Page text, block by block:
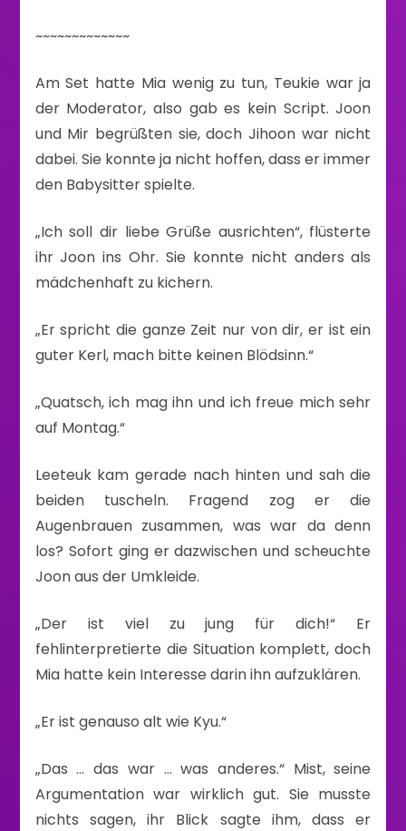
~~~~~~~~~~~~~
Am Set hatte Mia wenig zu tun, Teukie war ja
der Moderator, also gab es kein Script. Joon
und Mir begrüßten sie, doch Jihoon war nicht
dabei. Sie konnte ja nicht hoffen, dass er immer
den Babysitter spielte.
„Ich soll dir liebe Grüße ausrichten“, flüsterte
ihr Joon ins Ohr. Sie konnte nicht anders als
mädchenhaft zu kichern.
„Er spricht die ganze Zeit nur von dir, er ist ein
guter Kerl, mach bitte keinen Blödsinn.“
„Quatsch, ich mag ihn und ich freue mich sehr
auf Montag.“
Leeteuk kam gerade nach hinten und sah die
beiden tuscheln. Fragend zog er die
Augenbrauen zusammen, was war da denn
los? Sofort ging er dazwischen und scheuchte
Joon aus der Umkleide.
„Der ist viel zu jung für dich!“ Er
fehlinterpretierte die Situation komplett, doch
Mia hatte kein Interesse darin ihn aufzuklären.
„Er ist genauso alt wie Kyu.“
„Das … das war … was anderes.“ Mist, seine
Argumentation war wirklich gut. Sie musste
nichts sagen, ihr Blick sagte ihm, dass er